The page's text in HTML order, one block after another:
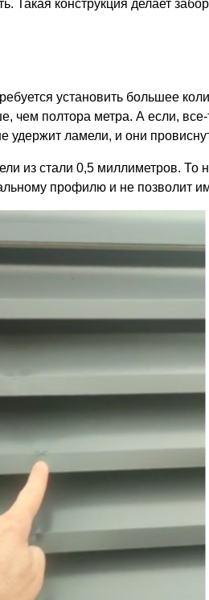
Такая конструкция делает
установить большее
чем полтора метра. А если,
удержит ламели, и они
из стали 0,5 миллиметров. То
профилю и не позволит